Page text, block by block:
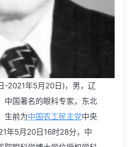
-2021年5月20日)，男，辽
中国著名的眼科专家，东北
生前为中国农工民主党中央
年5月20日16时28分，中